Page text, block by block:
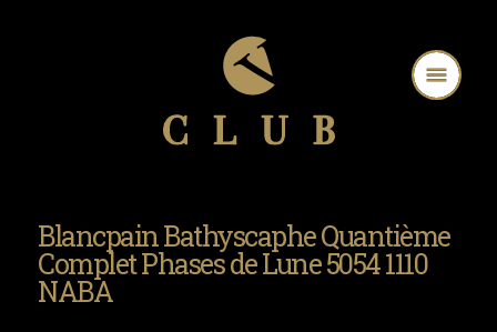
Blancpain Bathyscaphe Quantième
Complet Phases de Lune 5054 1110
NABA